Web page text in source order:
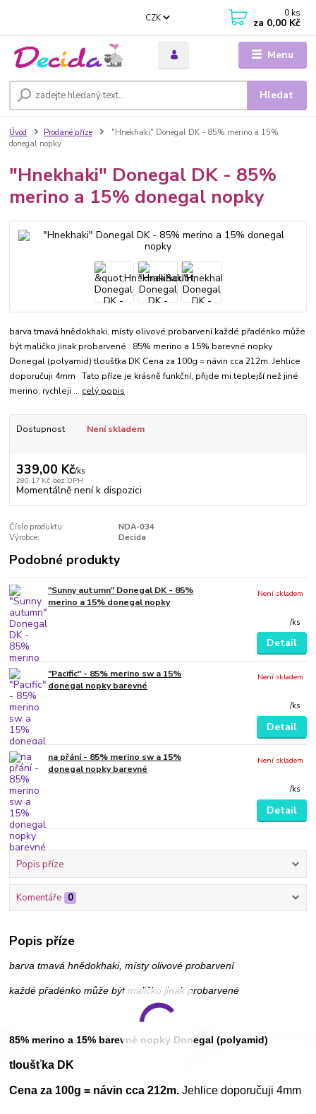
Menu
CZK
Hledat
0 ks
za 0,00 Kč
Úvod Prodané příze
"Hnekhaki" Donegal DK - 85% merino a 15%
donegal nopky
"Hnekhaki" Donegal DK - 85%
merino a 15% donegal nopky
barva tmavá hnědokhaki, místy olivové probarvení každé přadénko může
být maličko jinak probarvené 85% merino a 15% barevné nopky
Donegal (polyamid) tloušťka DK Cena za 100g = návin cca 212m. Jehlice
doporučuji 4mm Tato příze je krásně funkční, přijde mi teplejší než jiné
merino, rychleji ... celý popis
Dostupnost Není skladem
339,00 Kč/ks
280,17 Kč bez DPH
Momentálně není k dispozici
Číslo produktu:
NDA-034
Výrobce:
Decida
Podobné produkty
"Sunny autumn" Donegal DK - 85%
merino a 15% donegal nopky
/ks
Není skladem
Detail
"Pacific" - 85% merino sw a 15%
donegal nopky barevné
/ks
Není skladem
Detail
na přání - 85% merino sw a 15%
donegal nopky barevné
/ks
Není skladem
Detail
Popis příze
Komentáře 0
Popis příze
barva tmavá hnědokhaki, místy olivové probarvení
každé přadénko může být maličko jinak probarvené
85% merino a 15% barevné nopky Donegal (polyamid)
tloušťka DK
Cena za 100g = návin cca 212m. Jehlice doporučuji 4mm